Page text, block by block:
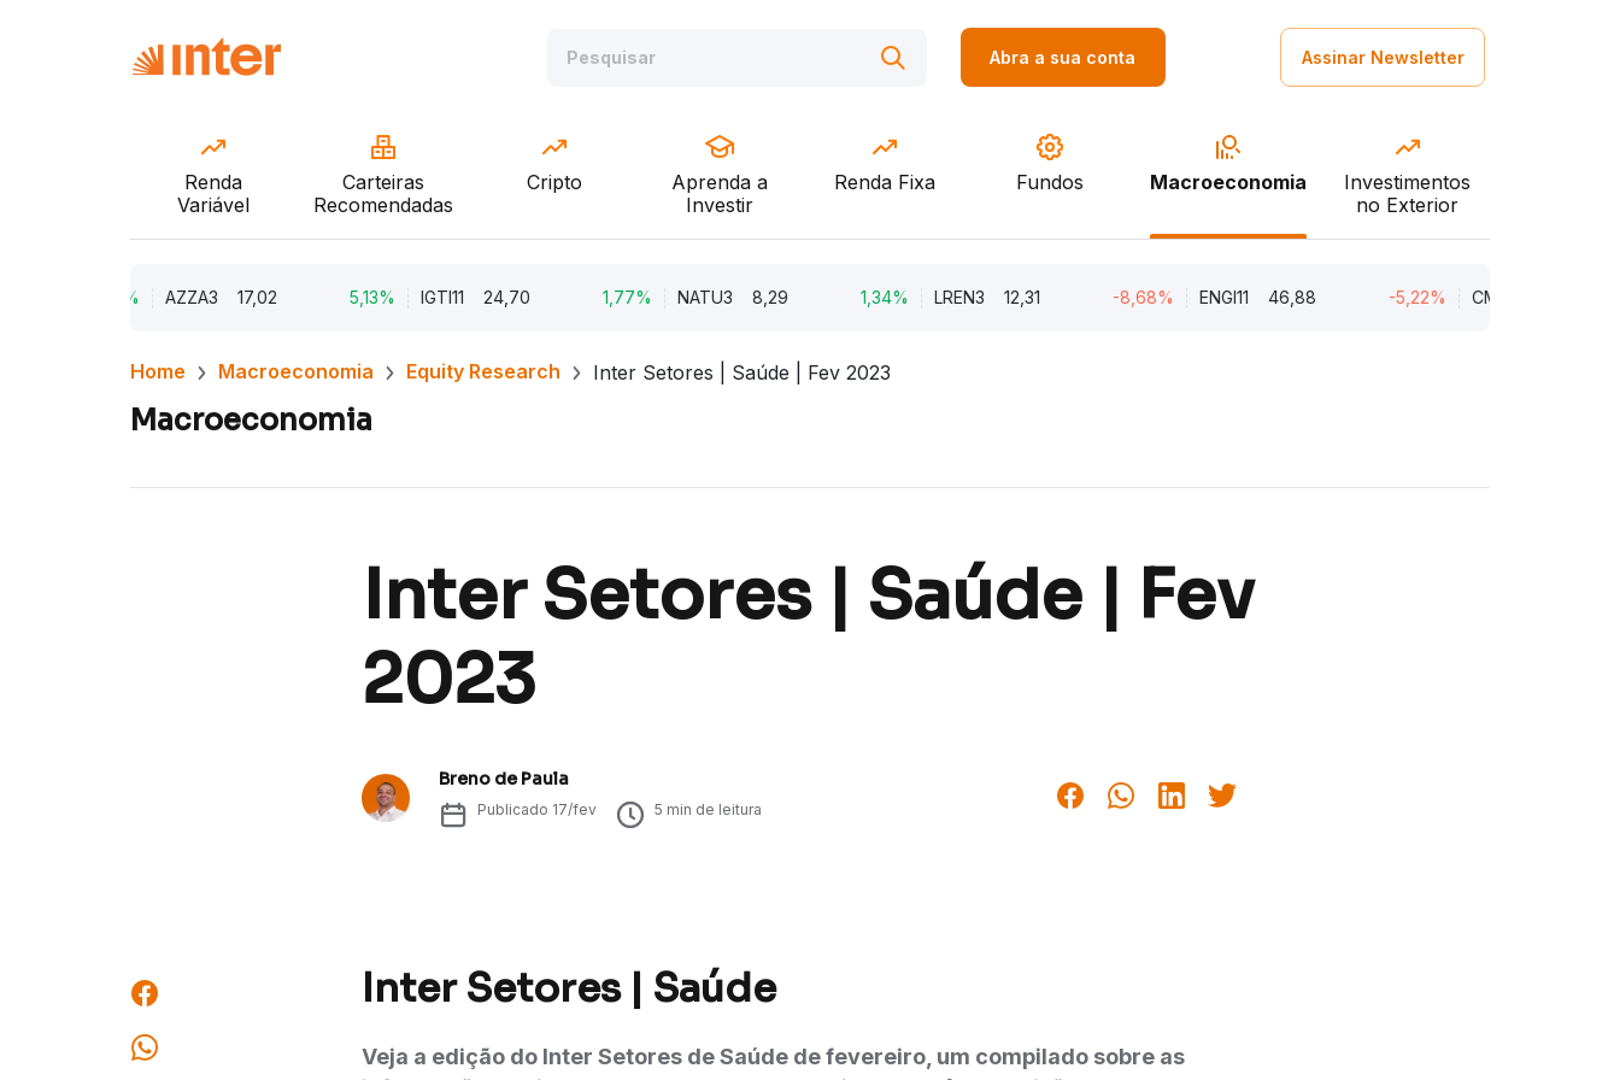
Abra a sua conta Assinar Newsletter
Renda
Variável
Carteiras
Recomendadas
Cripto
Aprenda a
Investir
Renda Fixa Fundos Macroeconomia
Investimentos
no Exterior
AZZA3 17,02 5,13% IGTI11 24,70 1,77% NATU3 8,29 1,34% LREN3 12,31 -8,68% ENGI11 46,88 -5,22% CMIN3
Home Macroeconomia Equity Research Inter Setores | Saúde | Fev 2023
Macroeconomia
Inter Setores | Saúde | Fev
2023
Breno de Paula
Publicado 17/fev 5 min de leitura
Inter Setores | Saúde
Veja a edição do Inter Setores de Saúde de fevereiro, um compilado sobre as